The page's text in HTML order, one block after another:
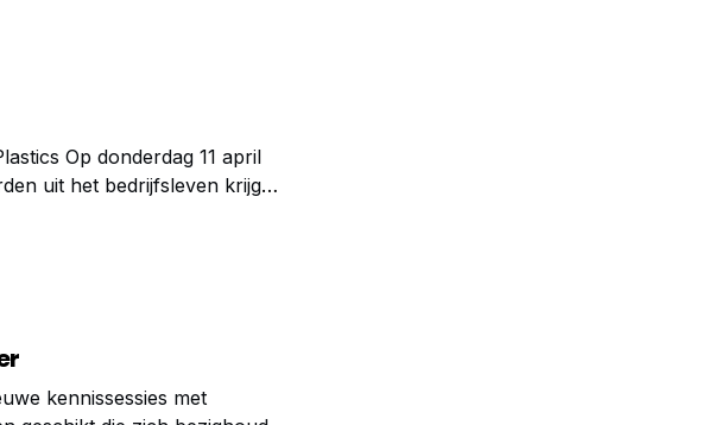
Op donderdag 11 april
uit het bedrijfsleven krijgen
met toonaangevende
kennissessies met